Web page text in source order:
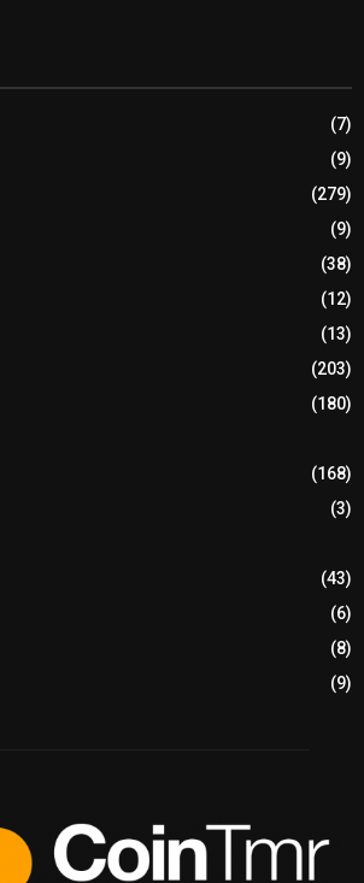
(7)
(9)
(279)
(9)
(38)
(12)
(13)
(203)
(180)
(168)
(3)
(43)
(6)
(8)
(9)